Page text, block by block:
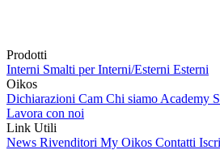
Prodotti
Interni Smalti per Interni/Esterni Esterni
Oikos
Dichiarazioni Cam Chi siamo Academy
Lavora con noi
Link Utili
News Rivenditori My Oikos Contatti